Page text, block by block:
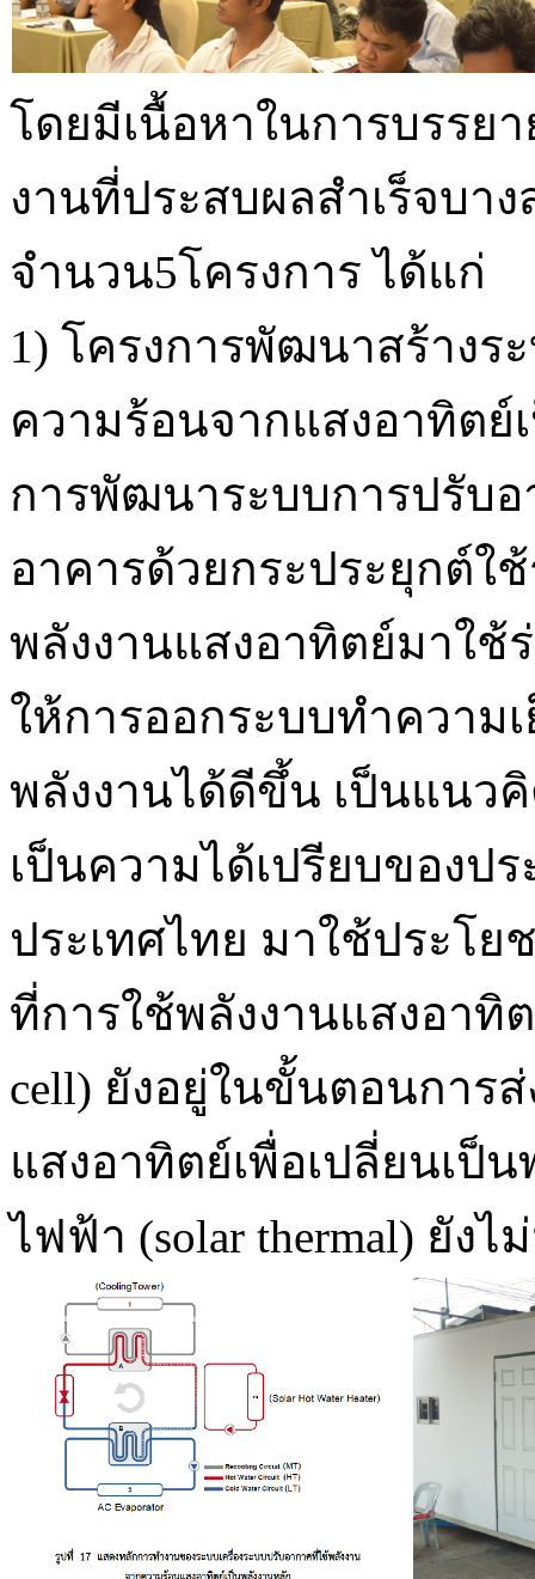
โดยมีเนื้อหาในการบรรย
งานที่ประสบผลสำเร็จบา
จำนวน5โครงการ ได้แก่
1) โครงการพัฒนาสร้างร
ความร้อนจากแสงอาทิตย์
การพัฒนาระบบการปรับ
อาคารด้วยกระประยุกต์
พลังงานแสงอาทิตย์มาใ
ให้การออกระบบทำความ
พลังงานได้ดีขึ้น เป็นแนว
เป็นความได้เปรียบของป
ประเทศไทย มาใช้ประโย
ที่การใช้พลังงานแสงอาทิ
cell) ยังอยู่ในขั้นตอนการ
แสงอาทิตย์เพื่อเปลี่ยนเป็
ไฟฟ้า (solar thermal) ยัง